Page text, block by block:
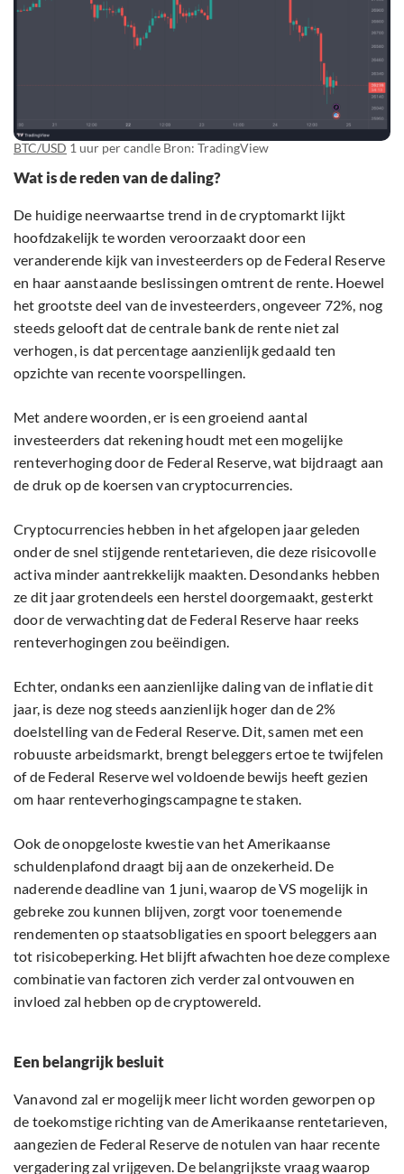
BTC/USD 1 uur per candle Bron: TradingView
Wat is de reden van de daling?
De huidige neerwaartse trend in de cryptomarkt lijkt
hoofdzakelijk te worden veroorzaakt door een
veranderende kijk van investeerders op de Federal Reserve
en haar aanstaande beslissingen omtrent de rente. Hoewel
het grootste deel van de investeerders, ongeveer 72%, nog
steeds gelooft dat de centrale bank de rente niet zal
verhogen, is dat percentage aanzienlijk gedaald ten
opzichte van recente voorspellingen.
Met andere woorden, er is een groeiend aantal
investeerders dat rekening houdt met een mogelijke
renteverhoging door de Federal Reserve, wat bijdraagt aan
de druk op de koersen van cryptocurrencies.
Cryptocurrencies hebben in het afgelopen jaar geleden
onder de snel stijgende rentetarieven, die deze risicovolle
activa minder aantrekkelijk maakten. Desondanks hebben
ze dit jaar grotendeels een herstel doorgemaakt, gesterkt
door de verwachting dat de Federal Reserve haar reeks
renteverhogingen zou beëindigen.
Echter, ondanks een aanzienlijke daling van de inflatie dit
jaar, is deze nog steeds aanzienlijk hoger dan de 2%
doelstelling van de Federal Reserve. Dit, samen met een
robuuste arbeidsmarkt, brengt beleggers ertoe te twijfelen
of de Federal Reserve wel voldoende bewijs heeft gezien
om haar renteverhogingscampagne te staken.
Ook de onopgeloste kwestie van het Amerikaanse
schuldenplafond draagt bij aan de onzekerheid. De
naderende deadline van 1 juni, waarop de VS mogelijk in
gebreke zou kunnen blijven, zorgt voor toenemende
rendementen op staatsobligaties en spoort beleggers aan
tot risicobeperking. Het blijft afwachten hoe deze complexe
combinatie van factoren zich verder zal ontvouwen en
invloed zal hebben op de cryptowereld.
Een belangrijk besluit
Vanavond zal er mogelijk meer licht worden geworpen op
de toekomstige richting van de Amerikaanse rentetarieven,
aangezien de Federal Reserve de notulen van haar recente
vergadering zal vrijgeven. De belangrijkste vraag waarop